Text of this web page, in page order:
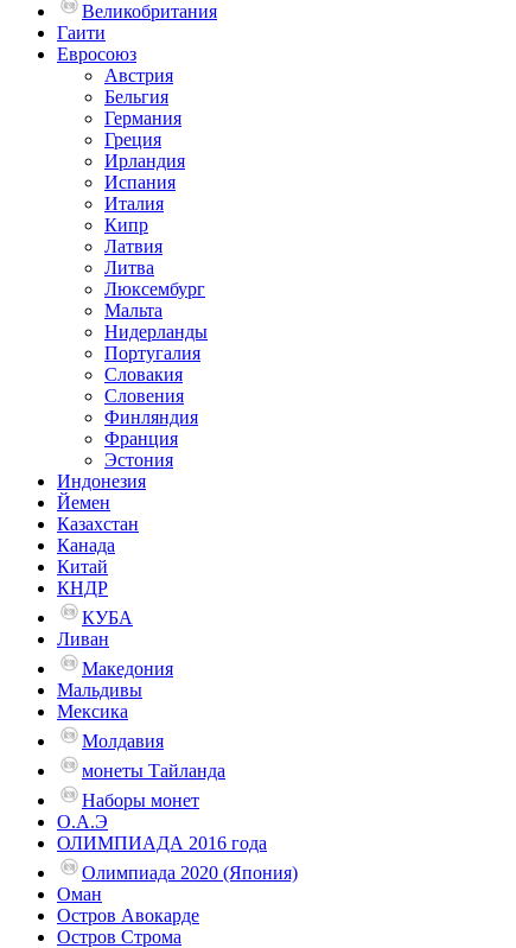
Великобритания
Гаити
Евросоюз
Австрия
Бельгия
Германия
Греция
Ирландия
Испания
Италия
Кипр
Латвия
Литва
Люксембург
Мальта
Нидерланды
Португалия
Словакия
Словения
Финляндия
Франция
Эстония
Индонезия
Йемен
Казахстан
Канада
Китай
КНДР
КУБА
Ливан
Македония
Мальдивы
Мексика
Молдавия
монеты Тайланда
Наборы монет
О.А.Э
ОЛИМПИАДА 2016 года
Олимпиада 2020 (Япония)
Оман
Остров Авокарде
Остров Строма